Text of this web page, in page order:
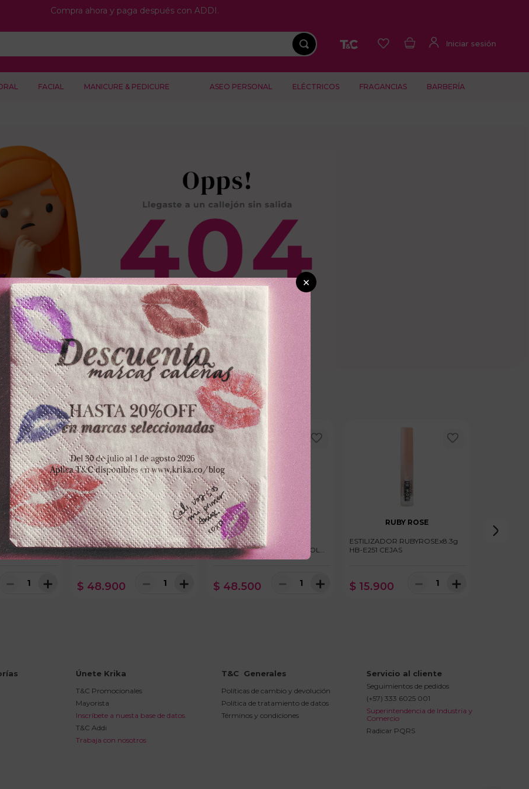
Compra ahora y paga después con ADDI.
FACIAL MANICURE & PEDICURE ASEO PERSONAL ELÉCTRICOS FRAGANCIAS BARBERÍA
PRODUCTOS
CLARO
＋
－
LA POCION
SHAMPOO POCIONx450ml
CRECIMIENTO
$ 48.900 ＋
－
ESPECTANAS
TRATAMIENTO CEJAS
ESPECTANASx11ml OLEO ROLL
ON
$ 48.500 ＋
－
RUBY ROSE
ESTILIZADOR RUBYROSEx8.3g
HB-E251 CEJAS
$ 15.900 ＋
－
Únete Krika
T&C Promocionales
Mayorista
Inscríbete a nuesta base de datos.
T&C Addi
Trabaja con nosotros
T&C  Generales
Políticas de cambio y devolución
Política de tratamiento de datos
Términos y condiciones
Servicio al cliente
Seguimientos de pedidos
(+57) 333 6025 001
Superintendencia de Industria y
Comercio
Radicar PQRS
×